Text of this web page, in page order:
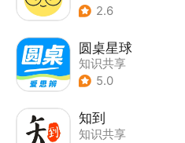
2.6
圆桌星球
知识共享
5.0
知到
知识共享